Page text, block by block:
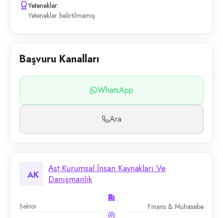
Yetenekler:
Yetenekler belirtilmemiş
Başvuru Kanalları
WhatsApp
Ara
AK
Ast Kurumsal İnsan Kaynakları Ve
Danışmanlık
Sektör Finans & Muhasebe